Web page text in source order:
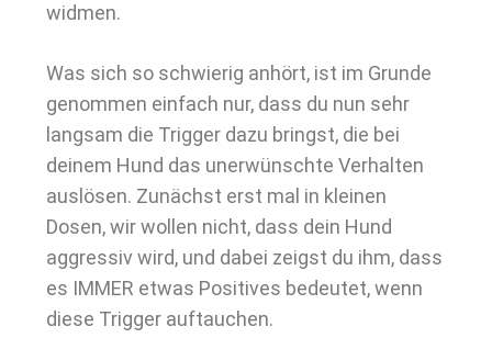
widmen.
Was sich so schwierig anhört, ist im Grunde
genommen einfach nur, dass du nun sehr
langsam die Trigger dazu bringst, die bei
deinem Hund das unerwünschte Verhalten
auslösen. Zunächst erst mal in kleinen
Dosen, wir wollen nicht, dass dein Hund
aggressiv wird, und dabei zeigst du ihm, dass
es IMMER etwas Positives bedeutet, wenn
diese Trigger auftauchen.